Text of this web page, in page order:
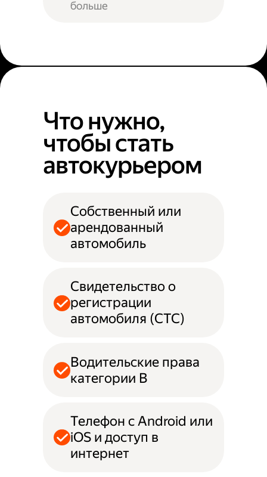
больше
Что нужно,
чтобы стать
автокурьером
Собственный или
арендованный
автомобиль
Свидетельство о
регистрации
автомобиля (СТС)
Водительские права
категории B
Телефон с Android или
iOS и доступ в
интернет